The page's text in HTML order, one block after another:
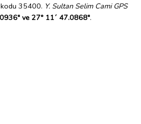
35400. Y. Sultan Selim Cami GPS
ve 27° 11´ 47.0868".